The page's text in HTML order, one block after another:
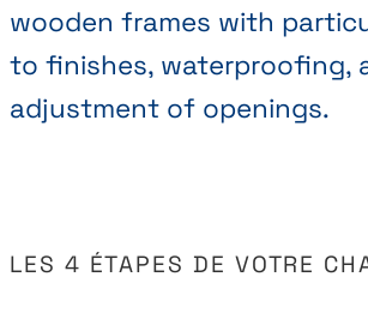
wooden frames with
to finishes, waterproofing,
adjustment of openings.
LES 4 ÉTAPES DE VOTRE